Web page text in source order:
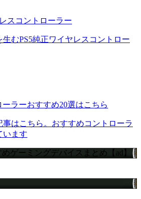
スコントローラー
むPS5純正ワイヤレスコントロー
ーラーおすすめ20選はこちら
事はこちら。おすすめコントローラ
います
ゲーミングデバイスまとめ【ad】